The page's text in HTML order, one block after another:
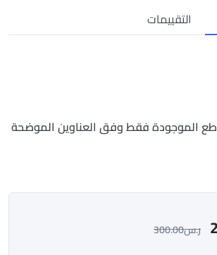
التقييمات
الموجودة فقط وفق العناوين الموضحة
ر.س300.00